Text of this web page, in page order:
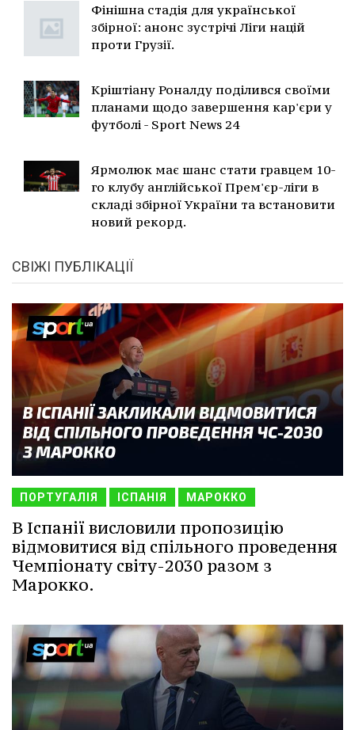
Фінішна стадія для української
збірної: анонс зустрічі Ліги націй
проти Грузії.
Кріштіану Роналду поділився своїми
планами щодо завершення кар'єри у
футболі - Sport News 24
Ярмолюк має шанс стати гравцем 10-
го клубу англійської Прем'єр-ліги в
складі збірної України та встановити
новий рекорд.
СВІЖІ ПУБЛІКАЦІЇ
ПОРТУГАЛІЯ ІСПАНІЯ МАРОККО
В Іспанії висловили пропозицію
відмовитися від спільного проведення
Чемпіонату світу-2030 разом з
Марокко.